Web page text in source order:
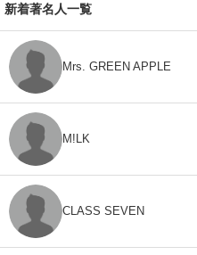
新着著名人一覧
Mrs. GREEN APPLE
M!LK
CLASS SEVEN